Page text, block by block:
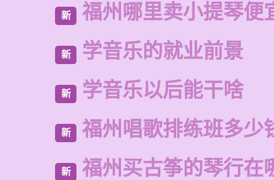
新 福州哪里卖小提琴便
新 学音乐的就业前景
新 学音乐以后能干啥
新 福州唱歌排练班多少
新 福州买古筝的琴行在